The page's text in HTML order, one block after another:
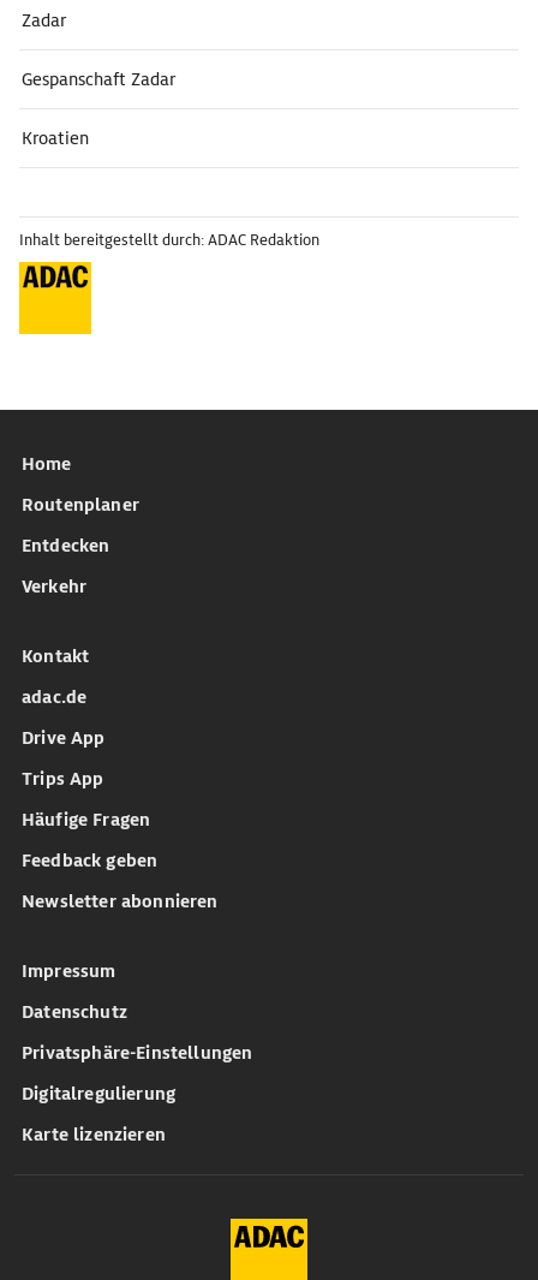
Zadar
Gespanschaft Zadar
Kroatien
Inhalt bereitgestellt durch: ADAC Redaktion
Home
Routenplaner
Entdecken
Verkehr
Kontakt
adac.de
Drive App
Trips App
Häufige Fragen
Feedback geben
Newsletter abonnieren
Impressum
Datenschutz
Privatsphäre-Einstellungen
Digitalregulierung
Karte lizenzieren